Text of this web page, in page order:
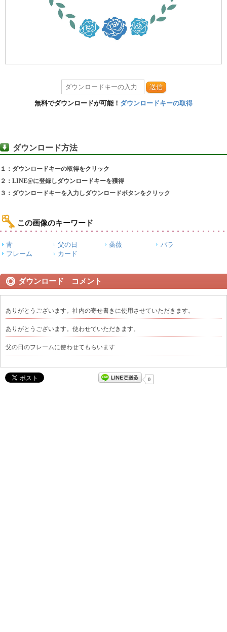
送信
無料でダウンロードが可能！ ダウンロードキーの取得
ダウンロード方法
１：ダウンロードキーの取得をクリック
２：LINE@に登録しダウンロードキーを獲得
３：ダウンロードキーを入力しダウンロードボタンをクリック
この画像のキーワード
青 父の日 薔薇
バラ
フレーム
カード
ダウンロード コメント
ありがとうございます。社内の寄せ書きに使用させていただきます。
ありがとうございます。使わせていただきます。
父の日のフレームに使わせてもらいます
0